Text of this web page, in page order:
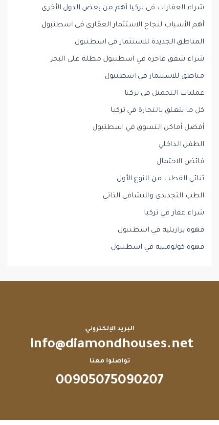
شراء العقارات في تركيا أهم من بعض الدول الأخرى
أهم الأسباب لنجاح الاستثمار العقاري في اسطنبول
المناطق الجديدة للاستثمار في اسطنبول
شراء شقق فاخرة في اسطنبول مطلة على البحر
مناطق للاستثمار في اسطنبول
عمليات التجميل في تركيا
كل ما يتعلق بالتجارة في تركيا
أفضل أماكن التسوق في اسطنبول
الطفل الداخلي
فائض الاحتمال
ثنائي القطب من النوع الأول
الطب التجديدي والتشافي الذاتي
شراء عقار في تركيا
قهوة برازيلية في اسطنبول
قهوة كولومبية في اسطنبول
البريد الإلكتروني
info@diamondhouses.net
تواصلوا معنا
00905075090207